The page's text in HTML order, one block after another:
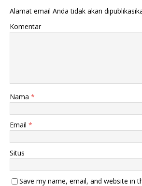
Alamat email Anda tidak akan
Komentar
Nama *
Email *
Situs
Save my name, email, and website in